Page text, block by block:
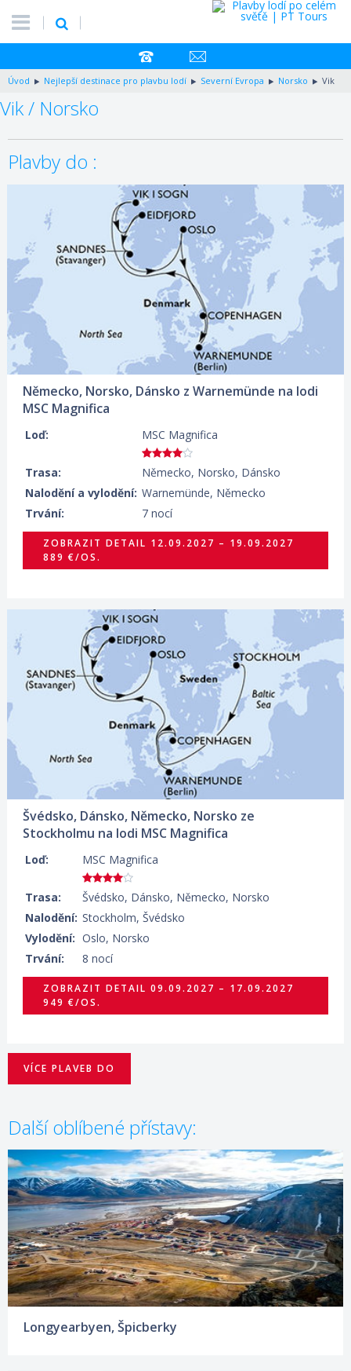
Úvod Nejlepší destinace pro plavbu lodí Severní Evropa Norsko Vik
Vik / Norsko
Plavby do :
Německo, Norsko, Dánsko z Warnemünde na lodi
MSC Magnifica
Loď: MSC Magnifica
Trasa:
Německo, Norsko, Dánsko
Nalodění a vylodění: Warnemünde, Německo
Trvání:
7 nocí
ZOBRAZIT DETAIL
12.09.2027 – 19.09.2027
889 €/OS.
ZOBRAZIT DETAIL 12.09.2027 – 19.09.2027
889 €/OS.
Švédsko, Dánsko, Německo, Norsko ze
Stockholmu na lodi MSC Magnifica
Loď: MSC Magnifica
Trasa:
Švédsko, Dánsko, Německo, Norsko
Nalodění: Stockholm, Švédsko
Vylodění: Oslo, Norsko
Trvání:
8 nocí
ZOBRAZIT DETAIL
09.09.2027 – 17.09.2027
949 €/OS.
ZOBRAZIT DETAIL 09.09.2027 – 17.09.2027
949 €/OS.
VÍCE PLAVEB DO
Další oblíbené přístavy:
Longyearbyen, Špicberky